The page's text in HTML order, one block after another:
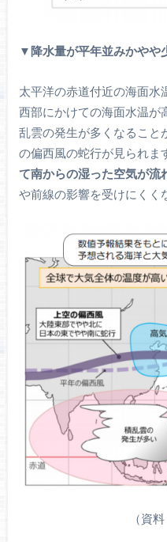
▼降水量が平年並みかやや
太平洋の赤道付近の海面水
西部にかけての海面水温が
乱雲の発生が多くなること
の偏西風の蛇行が見られま
て南からの湿った空気が流
や前線の影響を受けにくく
（資